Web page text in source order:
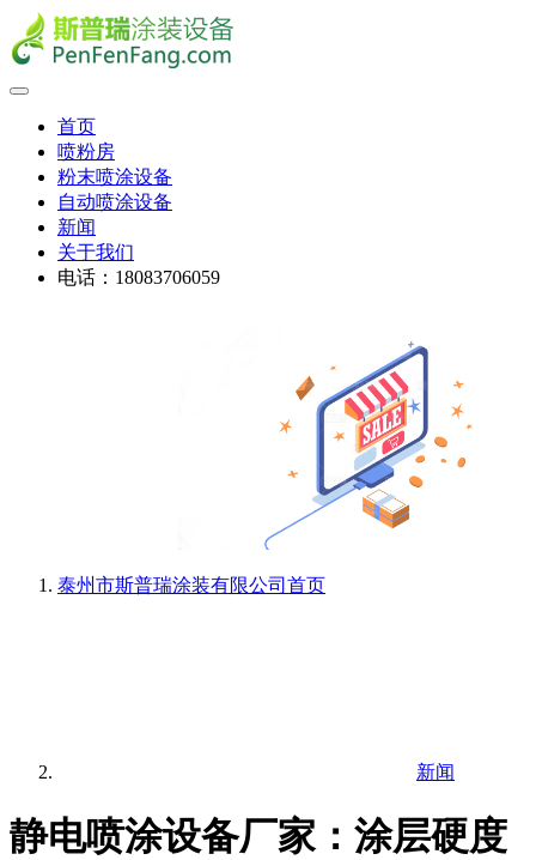
首页
喷粉房
粉末喷涂设备
自动喷涂设备
新闻
关于我们
电话：18083706059
泰州市斯普瑞涂装有限公司 首页
新闻
静电喷涂设备厂家：涂层硬度